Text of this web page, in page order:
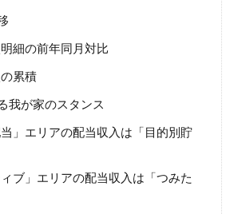
細の前年同月対比
累積
我が家のスタンス
当」エリアの配当収入は「目的別貯
ィブ」エリアの配当収入は「つみた